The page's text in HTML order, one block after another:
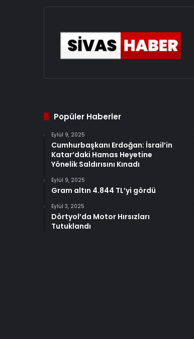
Popüler Haberler
Eylül 9, 2025
Cumhurbaşkanı Erdoğan: İsrail’in
Katar’daki Hamas Heyetine
Yönelik Saldırısını Kınadı
Eylül 9, 2025
Gram altın 4.844 TL’yi gördü
Eylül 3, 2025
Dörtyol’da Motor Hırsızları
Tutuklandı